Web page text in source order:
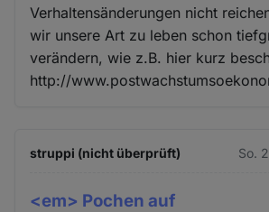
Verhaltensänderungen nicht
wir unsere Art zu leben schon
verändern, wie z.B. hier kurz
http://
struppi (nicht überprüft) So.
<em> Pochen auf